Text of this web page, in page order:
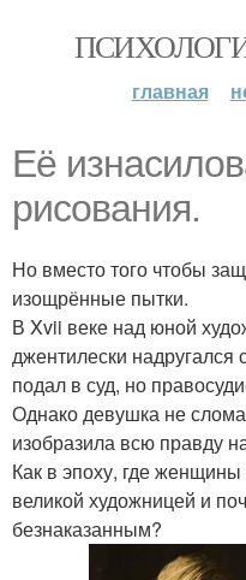
главная
Её
рисования.
Но вместо того чтобы
изощрённые пытки.
В Xvii веке над юной
джентилески надругался
подал в суд, но
Однако девушка не
изобразила всю правду
Как в эпоху, где
великой художницей и
безнаказанным?